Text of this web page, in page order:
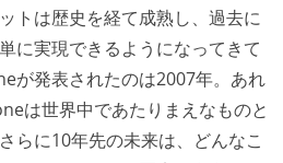
でを同じ開発チームが担い、フ
エンド、インフラといった役割
が必要な範囲にまで染み出して
る
トは歴史を経て成熟し、過去に
に実現できるようになってきて
が発表されたのは2007年。あれ
は世界中であたりまえなものと
らに10年先の未来は、どんなこ